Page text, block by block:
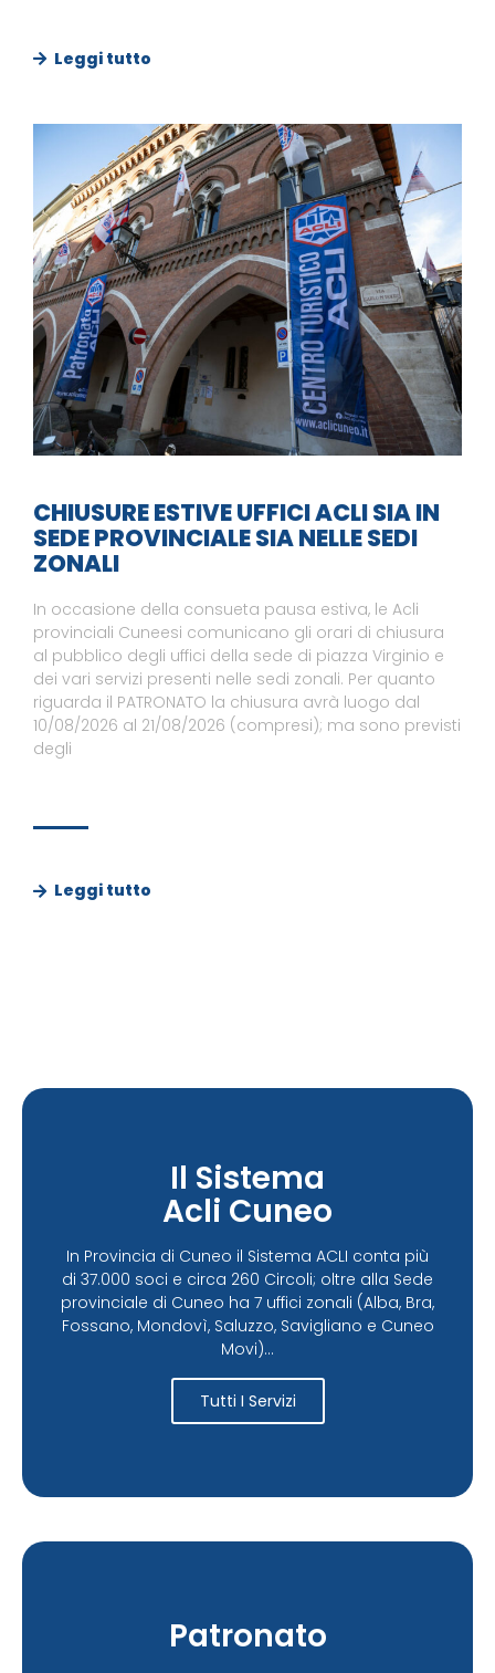
Leggi tutto
CHIUSURE ESTIVE UFFICI ACLI SIA IN
SEDE PROVINCIALE SIA NELLE SEDI
ZONALI
In occasione della consueta pausa estiva, le Acli
provinciali Cuneesi comunicano gli orari di chiusura
al pubblico degli uffici della sede di piazza Virginio e
dei vari servizi presenti nelle sedi zonali. Per quanto
riguarda il PATRONATO la chiusura avrà luogo dal
10/08/2026 al 21/08/2026 (compresi); ma sono previsti
degli
Leggi tutto
Il Sistema
Acli Cuneo
In Provincia di Cuneo il Sistema ACLI conta più
di 37.000 soci e circa 260 Circoli; oltre alla Sede
provinciale di Cuneo ha 7 uffici zonali (Alba, Bra,
Fossano, Mondovì, Saluzzo, Savigliano e Cuneo
Movi)...
Tutti I Servizi
Patronato